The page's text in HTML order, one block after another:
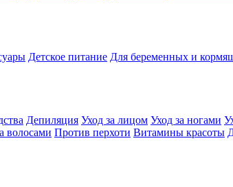
Детское питание Для беременных и
Депиляция Уход за лицом Уход за ногами
волосами Против перхоти Витамины красоты